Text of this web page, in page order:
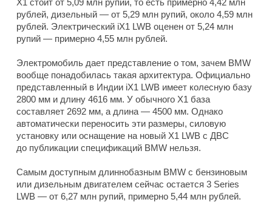
рублей, дизельный — от 5,29 млн рупий, около 4,59 млн
рублей. Электрический iX1 LWB оценен от 5,24 млн
рупий — примерно 4,55 млн рублей.
Электромобиль дает представление о том, зачем BMW
вообще понадобилась такая архитектура. Официально
представленный в Индии iX1 LWB имеет колесную базу
2800 мм и длину 4616 мм. У обычного X1 база
составляет 2692 мм, а длина — 4500 мм. Однако
автоматически переносить эти размеры, силовую
установку или оснащение на новый X1 LWB с ДВС
до публикации спецификаций BMW нельзя.
Самым доступным длиннобазным BMW с бензиновым
или дизельным двигателем сейчас остается 3 Series
LWB — от 6,27 млн рупий, примерно 5,44 млн рублей.